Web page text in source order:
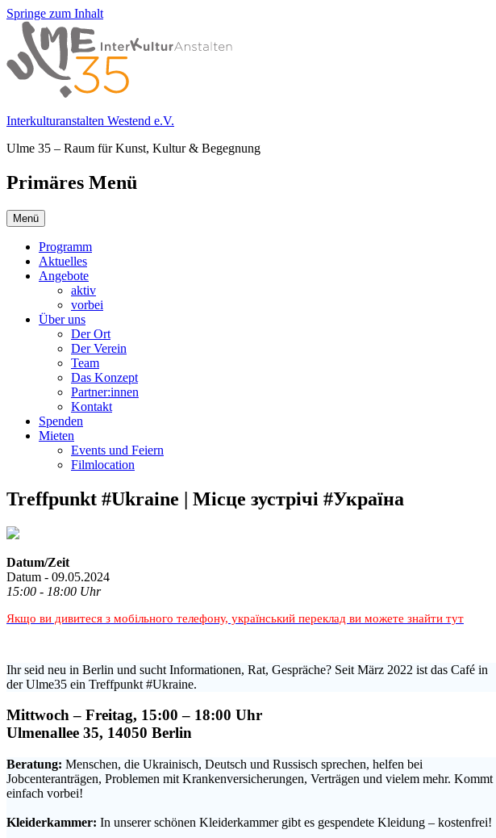
Springe zum Inhalt
Interkulturanstalten Westend e.V.
Ulme 35 – Raum für Kunst, Kultur & Begegnung
Primäres Menü
Menü
Programm
Aktuelles
Angebote
aktiv
vorbei
Über uns
Der Ort
Der Verein
Team
Das Konzept
Partner:innen
Kontakt
Spenden
Mieten
Events und Feiern
Filmlocation
Treffpunkt #Ukraine | Місце зустрічі #Україна
Datum/Zeit
Datum - 09.05.2024
15:00 - 18:00 Uhr
Якщо ви дивитеся з мобільного телефону, український переклад ви можете знайти тут
Ihr seid neu in Berlin und sucht Informationen, Rat, Gespräche? Seit März 2022 ist das Café in
der Ulme35 ein Treffpunkt #Ukraine.
Mittwoch – Freitag, 15:00 – 18:00 Uhr
Ulmenallee 35, 14050 Berlin
Beratung: Menschen, die Ukrainisch, Deutsch und Russisch sprechen, helfen bei
Jobcenteranträgen, Problemen mit Krankenversicherungen, Verträgen und vielem mehr. Kommt
einfach vorbei!
Kleiderkammer: In unserer schönen Kleiderkammer gibt es gespendete Kleidung – kostenfrei!